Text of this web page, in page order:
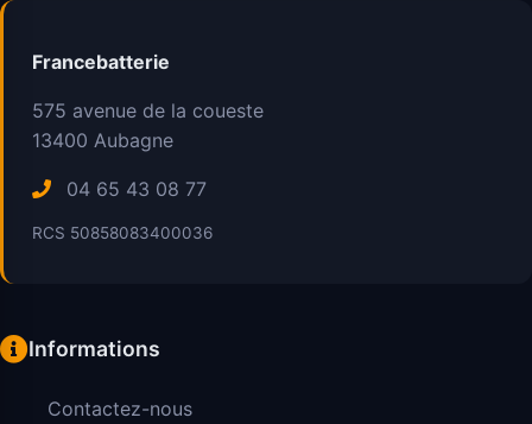
Francebatterie
575 avenue de la coueste
13400 Aubagne
04 65 43 08 77
RCS 50858083400036
Informations
Contactez-nous